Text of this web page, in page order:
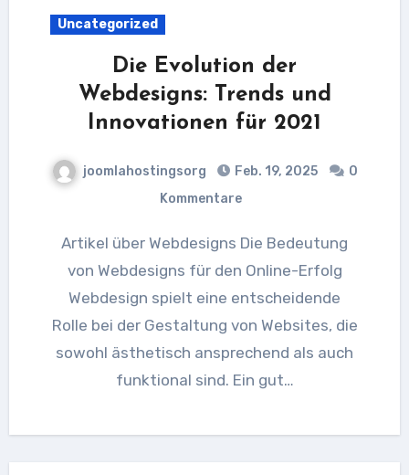
Uncategorized
Die Evolution der
Webdesigns: Trends und
Innovationen für 2021
joomlahostingsorg Feb. 19, 2025
0
Kommentare
Artikel über Webdesigns Die Bedeutung
von Webdesigns für den Online-Erfolg
Webdesign spielt eine entscheidende
Rolle bei der Gestaltung von Websites, die
sowohl ästhetisch ansprechend als auch
funktional sind. Ein gut…